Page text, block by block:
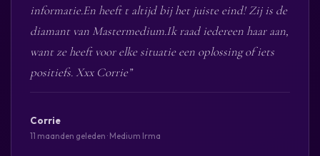
informatie.En heeft t altijd bij het juiste eind! Zij is de
diamant van Mastermedium.Ik raad iedereen haar aan,
want ze heeft voor elke situatie een oplossing of iets
positiefs. Xxx Corrie”
Corrie
11 maanden geleden · Medium Irma